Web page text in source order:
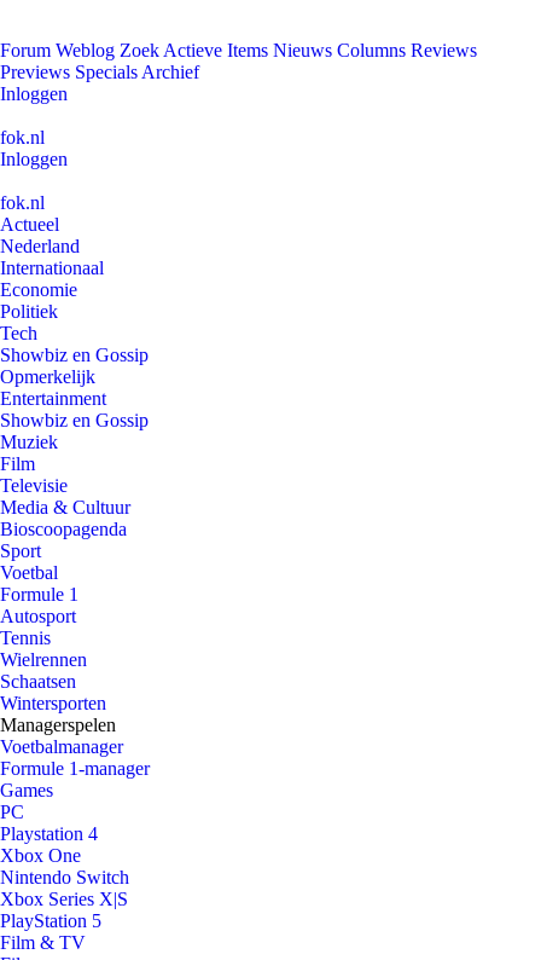
Forum Weblog Zoek Actieve Items Nieuws Columns Reviews
Previews Specials Archief
Inloggen
fok.nl
Inloggen
fok.nl
Actueel
Nederland
Internationaal
Economie
Politiek
Tech
Showbiz en Gossip
Opmerkelijk
Entertainment
Showbiz en Gossip
Muziek
Film
Televisie
Media & Cultuur
Bioscoopagenda
Sport
Voetbal
Formule 1
Autosport
Tennis
Wielrennen
Schaatsen
Wintersporten
Managerspelen
Voetbalmanager
Formule 1-manager
Games
PC
Playstation 4
Xbox One
Nintendo Switch
Xbox Series X|S
PlayStation 5
Film & TV